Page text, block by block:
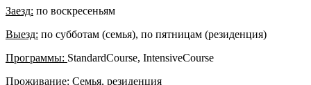
Заезд: по воскресеньям
Выезд: по субботам (семья), по пятницам (резиденция)
Программы: StandardCourse, IntensiveCourse
Проживание: Семья, резиденция